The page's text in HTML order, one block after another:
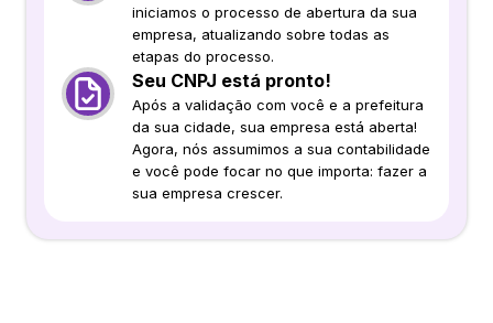
iniciamos o processo de abertura da sua
empresa, atualizando sobre todas as
etapas do processo.
Seu CNPJ está pronto!
Após a validação com você e a prefeitura
da sua cidade, sua empresa está aberta!
Agora, nós assumimos a sua contabilidade
e você pode focar no que importa: fazer a
sua empresa crescer.